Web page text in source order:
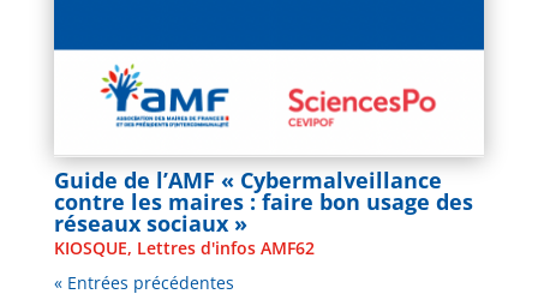
Guide de l’AMF « Cybermalveillance
contre les maires : faire bon usage des
réseaux sociaux »
KIOSQUE, Lettres d'infos AMF62
« Entrées précédentes